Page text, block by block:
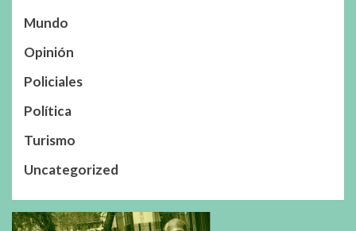
Mundo
Opinión
Policiales
Política
Turismo
Uncategorized